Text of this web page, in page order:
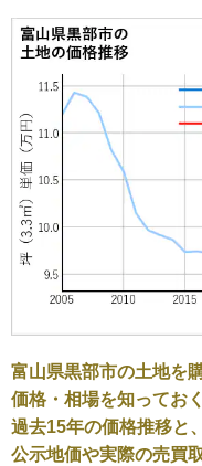
富山県黒部市の土地を
価格・相場を知ってお
過去15年の価格推移と
公示地価や実際の売買